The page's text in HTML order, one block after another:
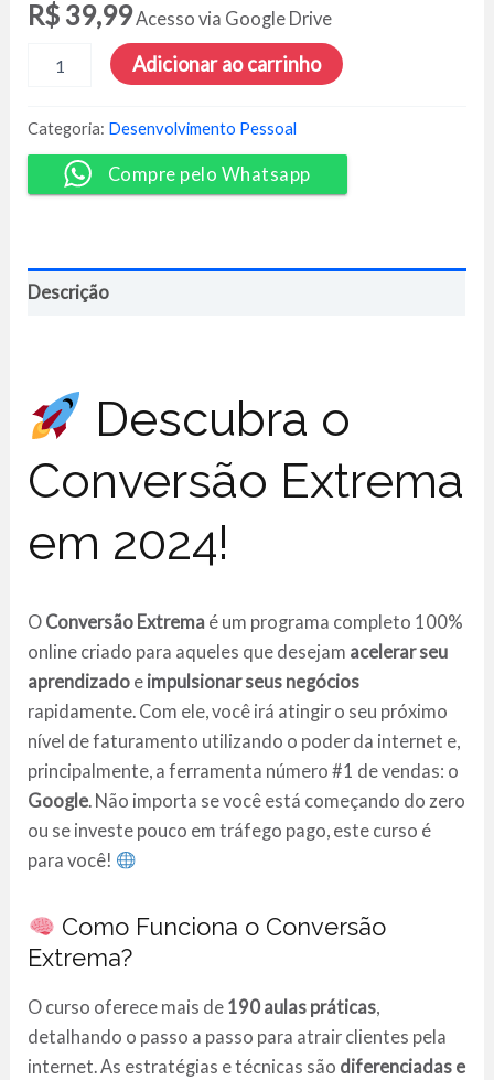
R$ 39,99Acesso via Google Drive
Extrema
-
Tiago
Tessmann
quantidade
Adicionar ao carrinho
Categoria: Desenvolvimento Pessoal
Compre pelo Whatsapp
Descrição
Descubra o
Conversão Extrema
em 2024!
O Conversão Extrema é um programa completo 100%
online criado para aqueles que desejam acelerar seu
aprendizado e impulsionar seus negócios
rapidamente. Com ele, você irá atingir o seu próximo
nível de faturamento utilizando o poder da internet e,
principalmente, a ferramenta número #1 de vendas: o
Google. Não importa se você está começando do zero
ou se investe pouco em tráfego pago, este curso é
para você!
Como Funciona o Conversão
Extrema?
O curso oferece mais de 190 aulas práticas
detalhando o passo a passo para atrair clientes pela
internet. As estratégias e técnicas são diferenciadas e